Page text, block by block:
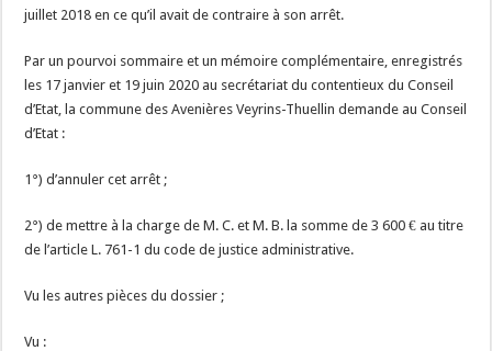
juillet 2018 en ce qu’il avait de contraire à son arrêt.
Par un pourvoi sommaire et un mémoire complémentaire, enregistrés
les 17 janvier et 19 juin 2020 au secrétariat du contentieux du Conseil
d’Etat, la commune des Avenières Veyrins-Thuellin demande au Conseil
d’Etat :
1°) d’annuler cet arrêt ;
2°) de mettre à la charge de M. C. et M. B. la somme de 3 600 € au titre
de l’article L. 761-1 du code de justice administrative.
Vu les autres pièces du dossier ;
Vu :